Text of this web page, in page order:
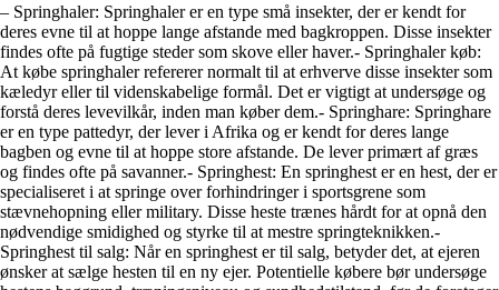
– Springhaler: Springhaler er en type små insekter, der er kendt for
deres evne til at hoppe lange afstande med bagkroppen. Disse insekter
findes ofte på fugtige steder som skove eller haver.- Springhaler køb:
At købe springhaler refererer normalt til at erhverve disse insekter som
kæledyr eller til videnskabelige formål. Det er vigtigt at undersøge og
forstå deres levevilkår, inden man køber dem.- Springhare: Springhare
er en type pattedyr, der lever i Afrika og er kendt for deres lange
bagben og evne til at hoppe store afstande. De lever primært af græs
og findes ofte på savanner.- Springhest: En springhest er en hest, der er
specialiseret i at springe over forhindringer i sportsgrene som
stævnehopning eller military. Disse heste trænes hårdt for at opnå den
nødvendige smidighed og styrke til at mestre springteknikken.-
Springhest til salg: Når en springhest er til salg, betyder det, at ejeren
ønsker at sælge hesten til en ny ejer. Potentielle købere bør undersøge